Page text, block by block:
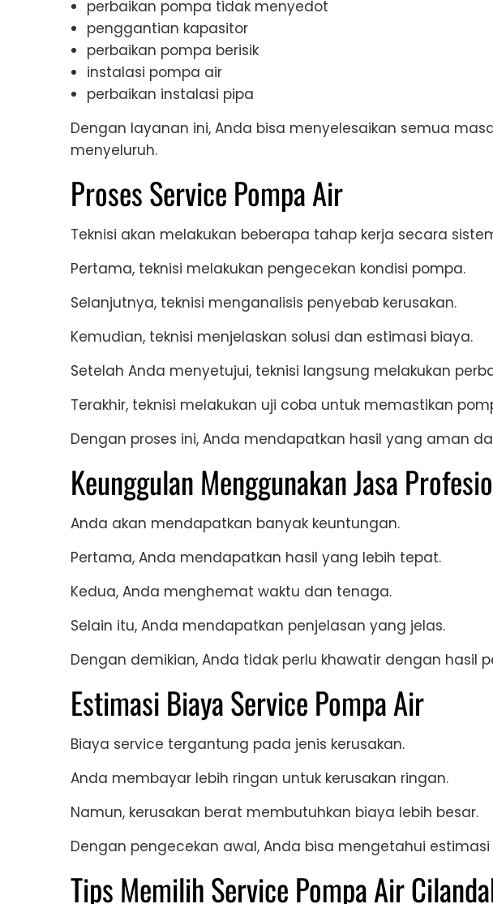
perbaikan pompa tidak menyedot
penggantian kapasitor
perbaikan pompa berisik
instalasi pompa air
perbaikan instalasi pipa
Dengan layanan ini, Anda bisa menyelesaikan semua
menyeluruh.
Proses Service Pompa Air
Teknisi akan melakukan beberapa tahap kerja secara
Pertama, teknisi melakukan pengecekan kondisi pompa.
Selanjutnya, teknisi menganalisis penyebab kerusakan.
Kemudian, teknisi menjelaskan solusi dan estimasi biaya.
Setelah Anda menyetujui, teknisi langsung melakukan
Terakhir, teknisi melakukan uji coba untuk memastikan
Dengan proses ini, Anda mendapatkan hasil yang aman
Keunggulan Menggunakan Jasa
Anda akan mendapatkan banyak keuntungan.
Pertama, Anda mendapatkan hasil yang lebih tepat.
Kedua, Anda menghemat waktu dan tenaga.
Selain itu, Anda mendapatkan penjelasan yang jelas.
Dengan demikian, Anda tidak perlu khawatir dengan hasil
Estimasi Biaya Service Pompa Air
Biaya service tergantung pada jenis kerusakan.
Anda membayar lebih ringan untuk kerusakan ringan.
Namun, kerusakan berat membutuhkan biaya lebih besar.
Dengan pengecekan awal, Anda bisa mengetahui
Tips Memilih Service Pompa Air